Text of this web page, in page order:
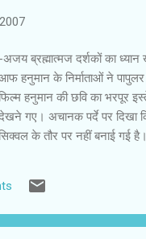
-अजय ब्रह्मात्मज दर्शकों का ध्यान
हनुमान के निर्माताओं ने
हनुमान की छवि का भरपूर
गए। अचानक पर्दे पर दिखा
के तौर पर नहीं बनाई गई
रिटर्न आफ हनुमान के मारुति को
सकता था। मिथक और फैंटेसी